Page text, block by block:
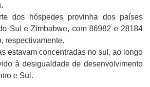
hóspedes provinha dos países
Sul e Zimbabwe, com 86982 e 28184
respectivamente.
estavam concentradas no sul, ao longo
à desigualdade de desenvolvimento
e Sul.